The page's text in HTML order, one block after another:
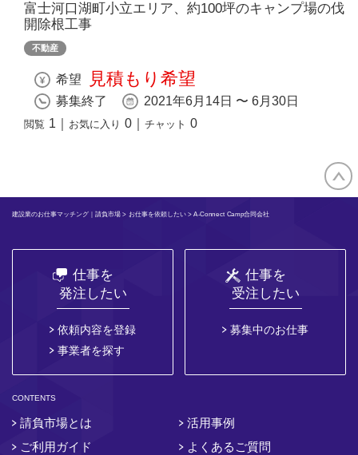
富士河口湖町小立エリア、約100坪のキャンプ場の伐
開除根工事
不動産
希望 見積もり希望
募集終了 2021年6月14日 〜 6月30日
閲覧 1 お気に入り 0 チャット 0
建設業のお仕事マッチング｜請負市場 > お仕事を依頼したい> A-Connect Camp合同会社
仕事を
発注したい
依頼内容を登録
事業者を探す
仕事を
受注したい
募集中のお仕事
CONTENTS
請負市場とは
活用事例
ご利用ガイド
よくあるご質問